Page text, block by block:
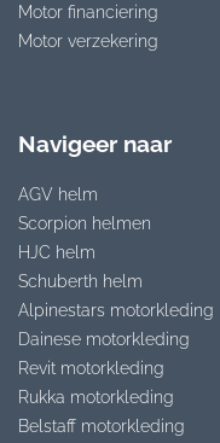
Motor financiering
Motor verzekering
Navigeer naar
AGV helm
Scorpion helmen
HJC helm
Schuberth helm
Alpinestars motorkleding
Dainese motorkleding
Revit motorkleding
Rukka motorkleding
Belstaff motorkleding